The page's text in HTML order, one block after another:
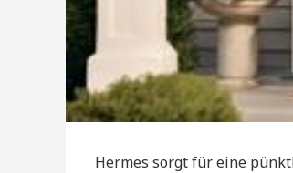
Hermes sorgt für eine